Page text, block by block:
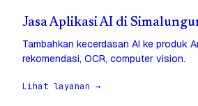
Jasa Aplikasi AI di
Tambahkan kecerdasan AI ke produk
rekomendasi, OCR, computer vision.
Lihat layanan →